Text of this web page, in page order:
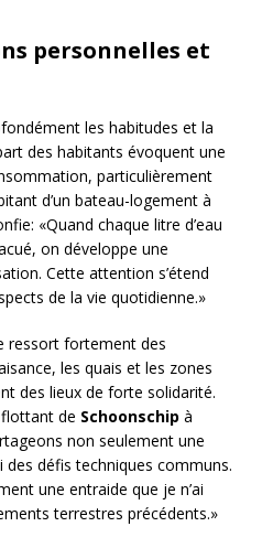
personnelles et
les habitudes et la
des habitants évoquent une
particulièrement
d’un bateau-logement à
«Quand chaque litre d’eau
on développe une
Cette attention s’étend
de la vie quotidienne.»
ressort fortement des
les quais et les zones
des lieux de forte solidarité.
de Schoonschip à
non seulement une
des défis techniques communs.
une entraide que je n’ai
terrestres précédents.»